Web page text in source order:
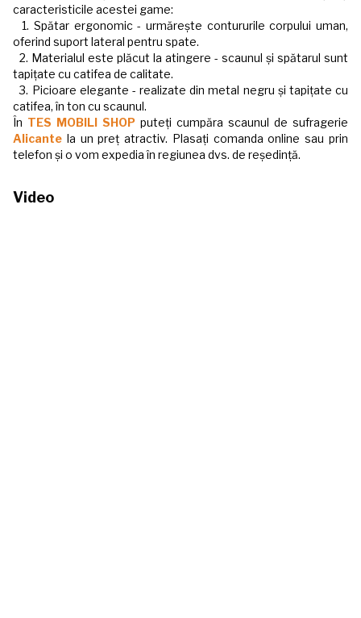
caracteristicile acestei game:
1. Spătar ergonomic - urmărește contururile corpului uman,
oferind suport lateral pentru spate.
2. Materialul este plăcut la atingere - scaunul și spătarul sunt
tapițate cu catifea de calitate.
3. Picioare elegante - realizate din metal negru și tapițate cu
catifea, în ton cu scaunul.
În TES MOBILI SHOP puteți cumpăra scaunul de sufragerie
Alicante la un preț atractiv. Plasați comanda online sau prin
telefon și o vom expedia în regiunea dvs. de reședință.
Video